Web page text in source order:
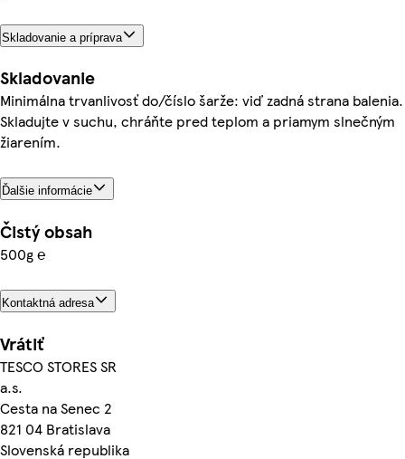
Skladovanie a príprava
Skladovanie
Minimálna trvanlivosť do/číslo šarže: viď zadná strana balenia.
Skladujte v suchu, chráňte pred teplom a priamym slnečným
žiarením.
Ďalšie informácie
Čistý obsah
500g ℮
Kontaktná adresa
Vrátiť
TESCO STORES SR
a.s.
Cesta na Senec 2
821 04 Bratislava
Slovenská republika